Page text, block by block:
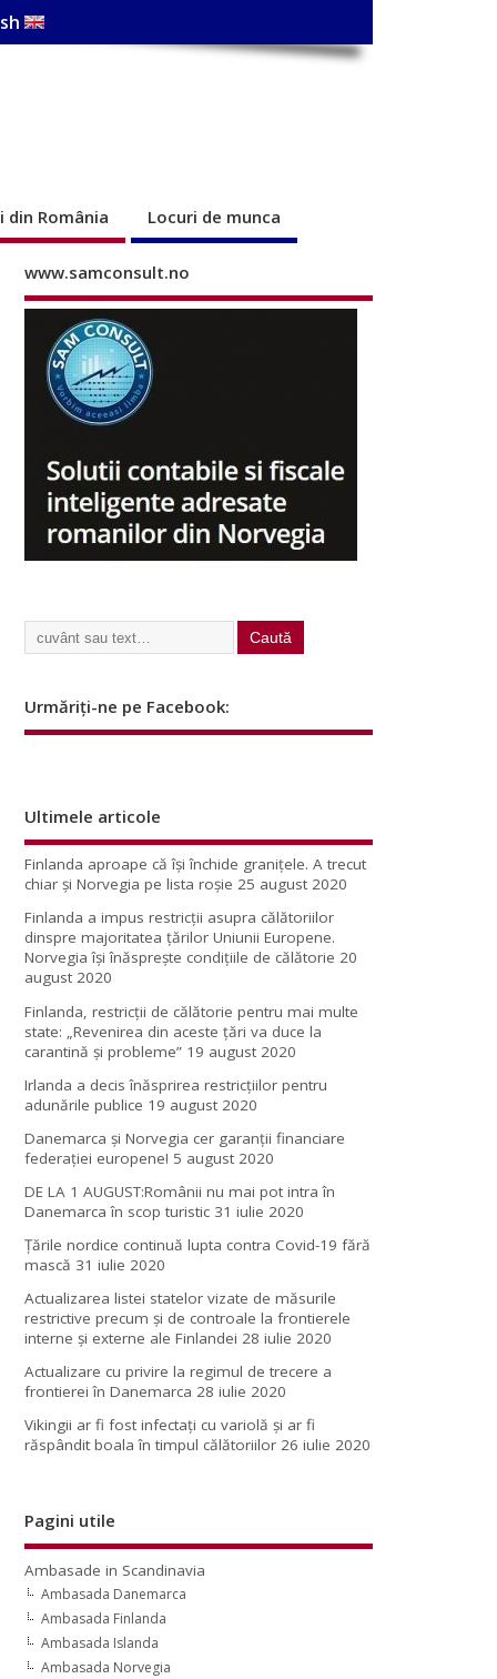
din România Locuri de munca
www.samconsult.no
Urmăriți-ne pe Facebook:
Ultimele articole
Finlanda aproape că își închide granițele. A trecut
chiar și Norvegia pe lista roșie 25 august 2020
Finlanda a impus restricţii asupra călătoriilor
dinspre majoritatea ţărilor Uniunii Europene.
Norvegia își înăsprește condițiile de călătorie 20
august 2020
Finlanda, restricţii de călătorie pentru mai multe
state: „Revenirea din aceste ţări va duce la
carantină şi probleme” 19 august 2020
Irlanda a decis înăsprirea restricțiilor pentru
adunările publice 19 august 2020
Danemarca și Norvegia cer garanții financiare
federației europene! 5 august 2020
DE LA 1 AUGUST:Românii nu mai pot intra în
Danemarca în scop turistic 31 iulie 2020
Țările nordice continuă lupta contra Covid-19 fără
mască 31 iulie 2020
Actualizarea listei statelor vizate de măsurile
restrictive precum și de controale la frontierele
interne și externe ale Finlandei 28 iulie 2020
Actualizare cu privire la regimul de trecere a
frontierei în Danemarca 28 iulie 2020
Vikingii ar fi fost infectaţi cu variolă şi ar fi
răspândit boala în timpul călătoriilor 26 iulie 2020
Pagini utile
Ambasade in Scandinavia
Ambasada Danemarca
Ambasada Finlanda
Ambasada Islanda
Ambasada Norvegia